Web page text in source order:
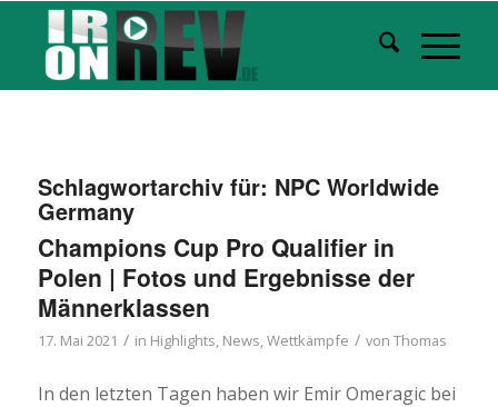
Schlagwortarchiv für: NPC Worldwide
Germany
Champions Cup Pro Qualifier in
Polen | Fotos und Ergebnisse der
Männerklassen
17. Mai 2021 / in Highlights, News,Wettkämpfe / von Thomas
In den letzten Tagen haben wir Emir Omeragic bei